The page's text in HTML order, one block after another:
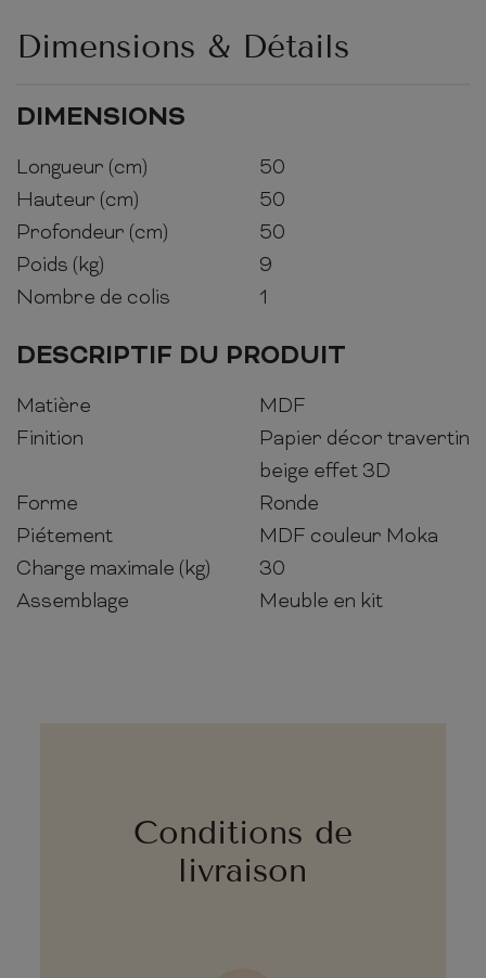
Dimensions & Détails
DIMENSIONS
Longueur (cm)
50
Hauteur (cm)
50
Profondeur (cm)
50
Poids (kg)
9
Nombre de colis
1
DESCRIPTIF DU PRODUIT
Matière
MDF
Finition
Papier décor travertin
beige effet 3D
Forme
Ronde
Piétement
MDF couleur Moka
Charge maximale (kg)
30
Assemblage
Meuble en kit
Conditions de
livraison